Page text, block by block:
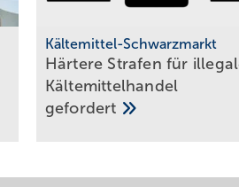
Kältemittel-Schwarzmarkt
Härtere Strafen für
Kältemittelhandel
gefordert